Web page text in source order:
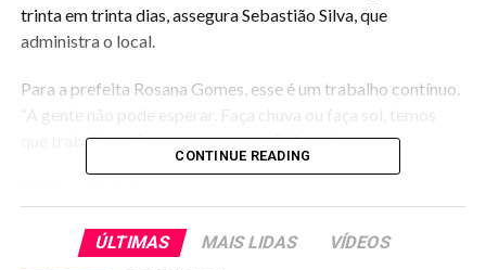
trinta em trinta dias, assegura Sebastião Silva, que
administra o local.
Para a prefeita Rosana Gomes, esse é um trabalho contínuo.
que trabalhar e fazer a nossa parte” disse ela.
CONTINUE READING
ÚLTIMAS MAIS LIDAS VÍDEOS